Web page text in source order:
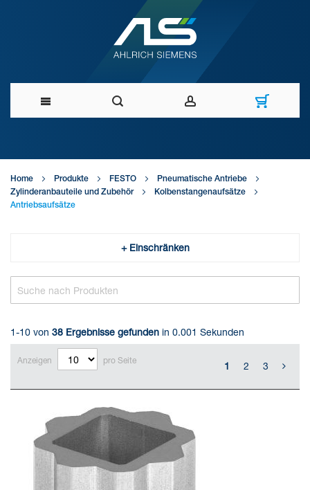
zum
Inhalt
Home Produkte FESTO
Pneumatische Antriebe
Zylinderanbauteile und Zubehör
Kolbenstangenaufsätze
Antriebsaufsätze
+ Einschränken
1-10 von 38 Ergebnisse gefunden in 0.001 Sekunden
Anzeigen pro Seite 1 2 3